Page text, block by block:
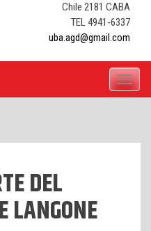
Chile 2181 CABA
TEL 4941-6337
uba.agd@gmail.com
Toggle
DEL
LANGONE